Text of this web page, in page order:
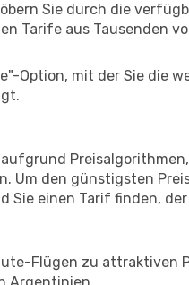
Sie durch die
Tarife aus Tausenden
Option, mit der Sie die
Um den günstigsten
Sie einen Tarif finden,
Flügen zu